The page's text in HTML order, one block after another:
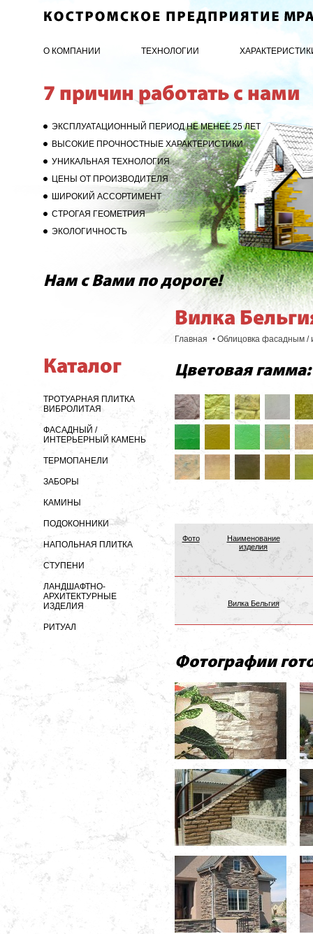
О КОМПАНИИ ТЕХНОЛОГИИ
7 причин работать с нами
ЭКСПЛУАТАЦИОННЫЙ ПЕРИОД НЕ МЕНЕЕ 25 ЛЕТ
ВЫСОКИЕ ПРОЧНОСТНЫЕ ХАРАКТЕРИСТИКИ
УНИКАЛЬНАЯ ТЕХНОЛОГИЯ
ЦЕНЫ ОТ ПРОИЗВОДИТЕЛЯ
ШИРОКИЙ АССОРТИМЕНТ
СТРОГАЯ ГЕОМЕТРИЯ
ЭКОЛОГИЧНОСТЬ
Нам с Вами по дороге!
Вилка
Главная • Облицовка фасадным /
Каталог
ТРОТУАРНАЯ ПЛИТКА
ВИБРОЛИТАЯ
ФАСАДНЫЙ /
ИНТЕРЬЕРНЫЙ КАМЕНЬ
ТЕРМОПАНЕЛИ
ЗАБОРЫ
КАМИНЫ
ПОДОКОННИКИ
НАПОЛЬНАЯ ПЛИТКА
СТУПЕНИ
ЛАНДШАФТНО-
АРХИТЕКТУРНЫЕ
ИЗДЕЛИЯ
РИТУАЛ
Цветовая гамма:
Фото
Наименование
изделия
Вилка Бельгия
Фотографии